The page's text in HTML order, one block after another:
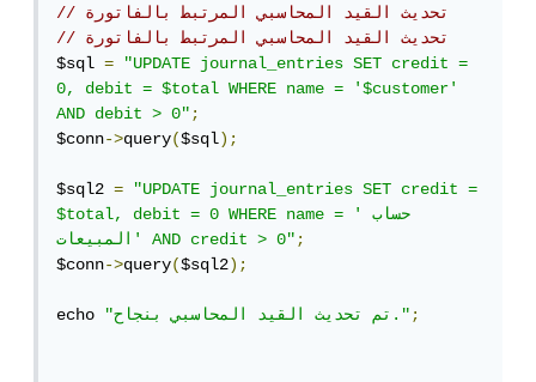
// تحديث القيد المحاسبي المرتبط بالفاتورة
// تحديث القيد المحاسبي المرتبط بالفاتورة
$sql =
"UPDATE journal_entries SET credit =
0, debit = $total WHERE name = '$customer'
AND debit > 0";
$conn->query($sql);
$sql2 =
"UPDATE journal_entries SET credit =
$total, debit = 0 WHERE name = 'حساب
المبيعات' AND credit > 0";
$conn->query($sql2);
echo "تم تحديث القيد المحاسبي بنجاح.";